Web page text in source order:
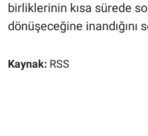
birliklerinin kısa sürede
dönüşeceğine inandığını
Kaynak: RSS